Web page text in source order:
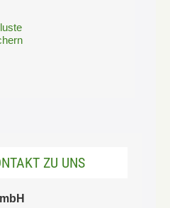
ZU UNS